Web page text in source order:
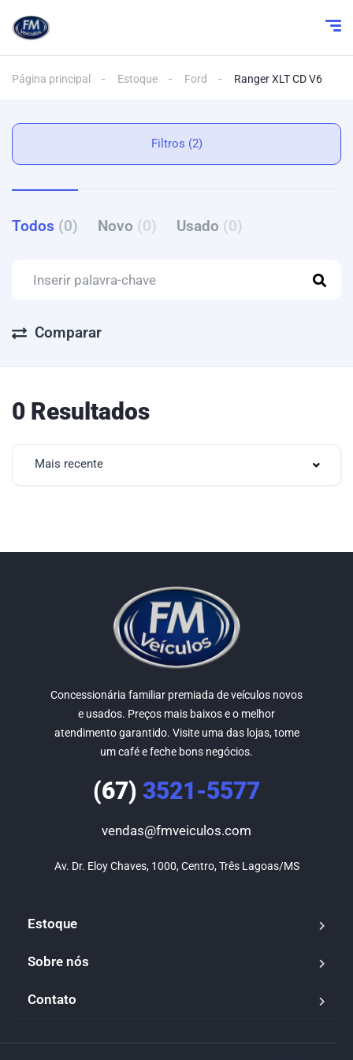
Página principal Estoque Ford Ranger XLT CD V6
Filtros (2)
Todos (0) Novo (0) Usado (0)
Comparar
0 Resultados
Mais recente
Concessionária familiar premiada de veículos novos
e usados. Preços mais baixos e o melhor
atendimento garantido. Visite uma das lojas, tome
um café e feche bons negócios.
(67) 3521-5577
vendas@fmveiculos.com
Av. Dr. Eloy Chaves, 1000, Centro, Três Lagoas/MS
Estoque
Sobre nós
Contato